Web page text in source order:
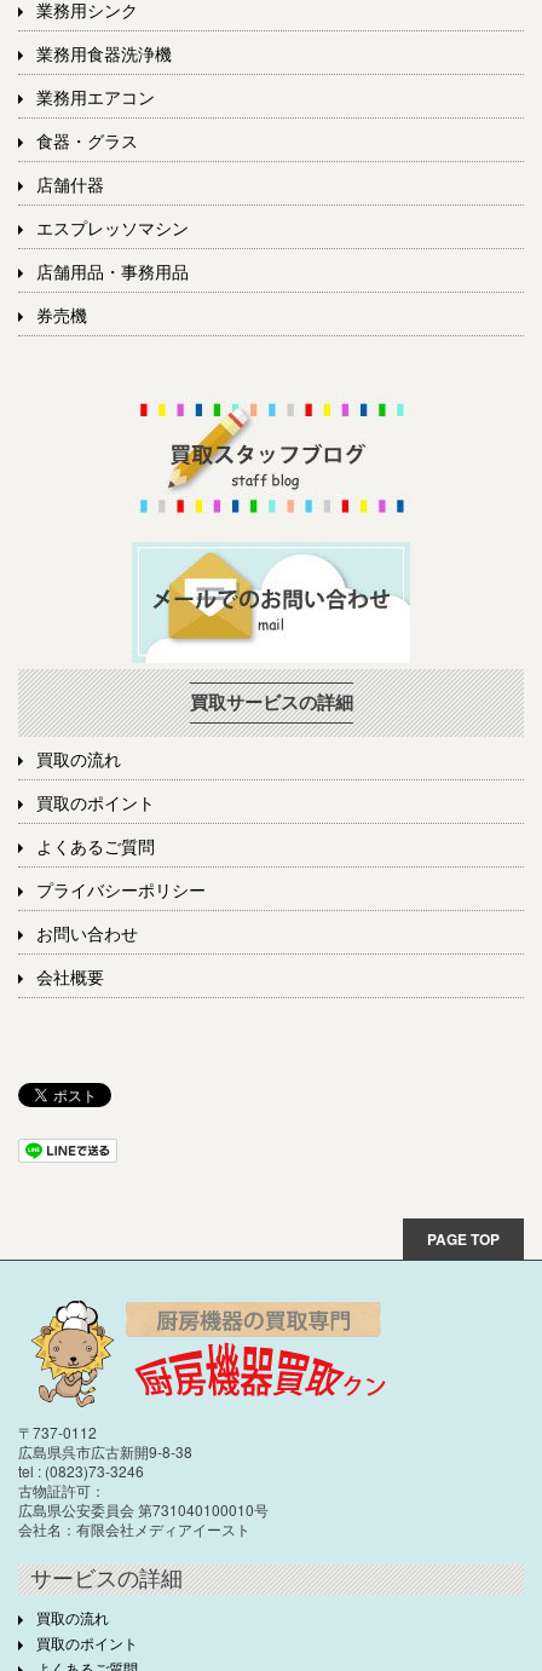
業務用シンク
業務用食器洗浄機
業務用エアコン
食器・グラス
店舗什器
エスプレッソマシン
店舗用品・事務用品
券売機
買取サービスの詳細
買取の流れ
買取のポイント
よくあるご質問
プライバシーポリシー
お問い合わせ
会社概要
PAGE TOP
〒737-0112
広島県呉市広古新開9-8-38
tel : (0823)73-3246
古物証許可：
広島県公安委員会 第731040100010号
会社名：有限会社メディアイースト
サービスの詳細
買取の流れ
買取のポイント